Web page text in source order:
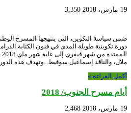
19 مارس، 2018 3,350
ضمن سياسة التكوين، التي ينتهجها المسرح
دورة تكوينية طويلة المدى في فنون الكتابة
ملال، والناقد إسماعيل سوفيط . وتهدف هذه
أكمل القراءة »
أيام مسرح الجنوب/ 2018
19 مارس، 2018 2,468